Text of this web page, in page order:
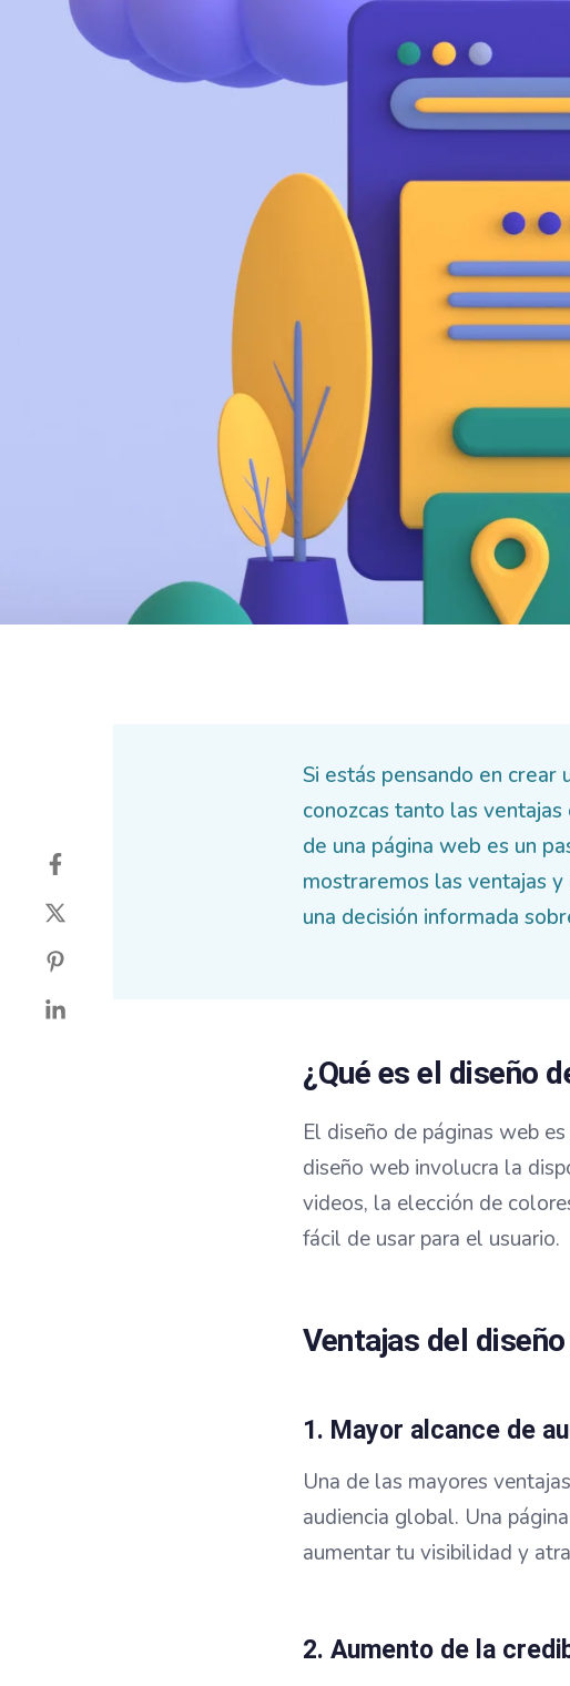
Si estás pensando en
conozcas tanto las
de una página web es un
mostraremos las ventajas
una decisión informada
¿Qué es el diseño
El diseño de páginas web
diseño web involucra la
videos, la elección de
fácil de usar para el usuario.
Ventajas del
1. Mayor alcance de
Una de las mayores
audiencia global. Una
aumentar tu visibilidad y
2. Aumento de la